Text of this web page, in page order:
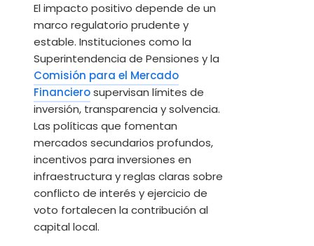
El impacto positivo depende de un
marco regulatorio prudente y
estable. Instituciones como la
Superintendencia de Pensiones y la
Comisión para el Mercado
Financierosupervisan límites de
inversión, transparencia y solvencia.
Las políticas que fomentan
mercados secundarios profundos,
incentivos para inversiones en
infraestructura y reglas claras sobre
conflicto de interés y ejercicio de
voto fortalecen la contribución al
capital local.